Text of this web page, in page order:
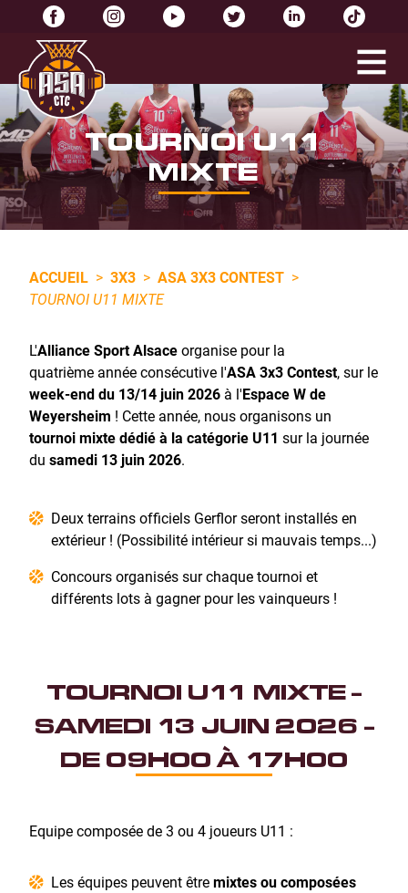
TOURNOI U11
MIXTE
ACCUEIL > 3X3 > ASA 3X3 CONTEST >
TOURNOI U11 MIXTE
L'Alliance Sport Alsaceorganise pour la
quatrième année consécutive l'ASA 3x3 Contest, sur le
week-end du 13/14juin 2026 à l'Espace W de
Weyersheim ! Cette année, nous organisons un
tournoi mixte dédié à la catégorie U11 sur la journée
du samedi 13 juin 2026.
Deux terrains officiels Gerflor seront installés en
extérieur ! (Possibilité intérieur si mauvais temps...)
Concours organisés sur chaque tournoi et
différents lots à gagner pour les vainqueurs !
TOURNOI U11 MIXTE -
SAMEDI 13 JUIN 2026 -
DE 09H00 À 17H00
Equipe composée de 3 ou 4 joueurs U11 :
Les équipes peuvent êtremixtes ou composées